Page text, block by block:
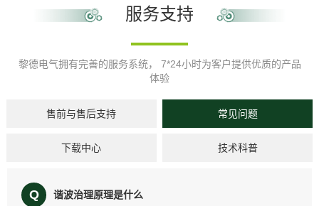
服务支持
黎德电气拥有完善的服务系统， 7*24小时为客户提供优质的产品
体验
售前与售后支持 常见问题
下载中心 技术科普
Q 谐波治理原理是什么